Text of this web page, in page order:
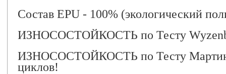
Состав EPU - 100% (экологический
ИЗНОСОСТОЙКОСТЬ по Тесту
ИЗНОСОСТОЙКОСТЬ по Тесту
циклов!